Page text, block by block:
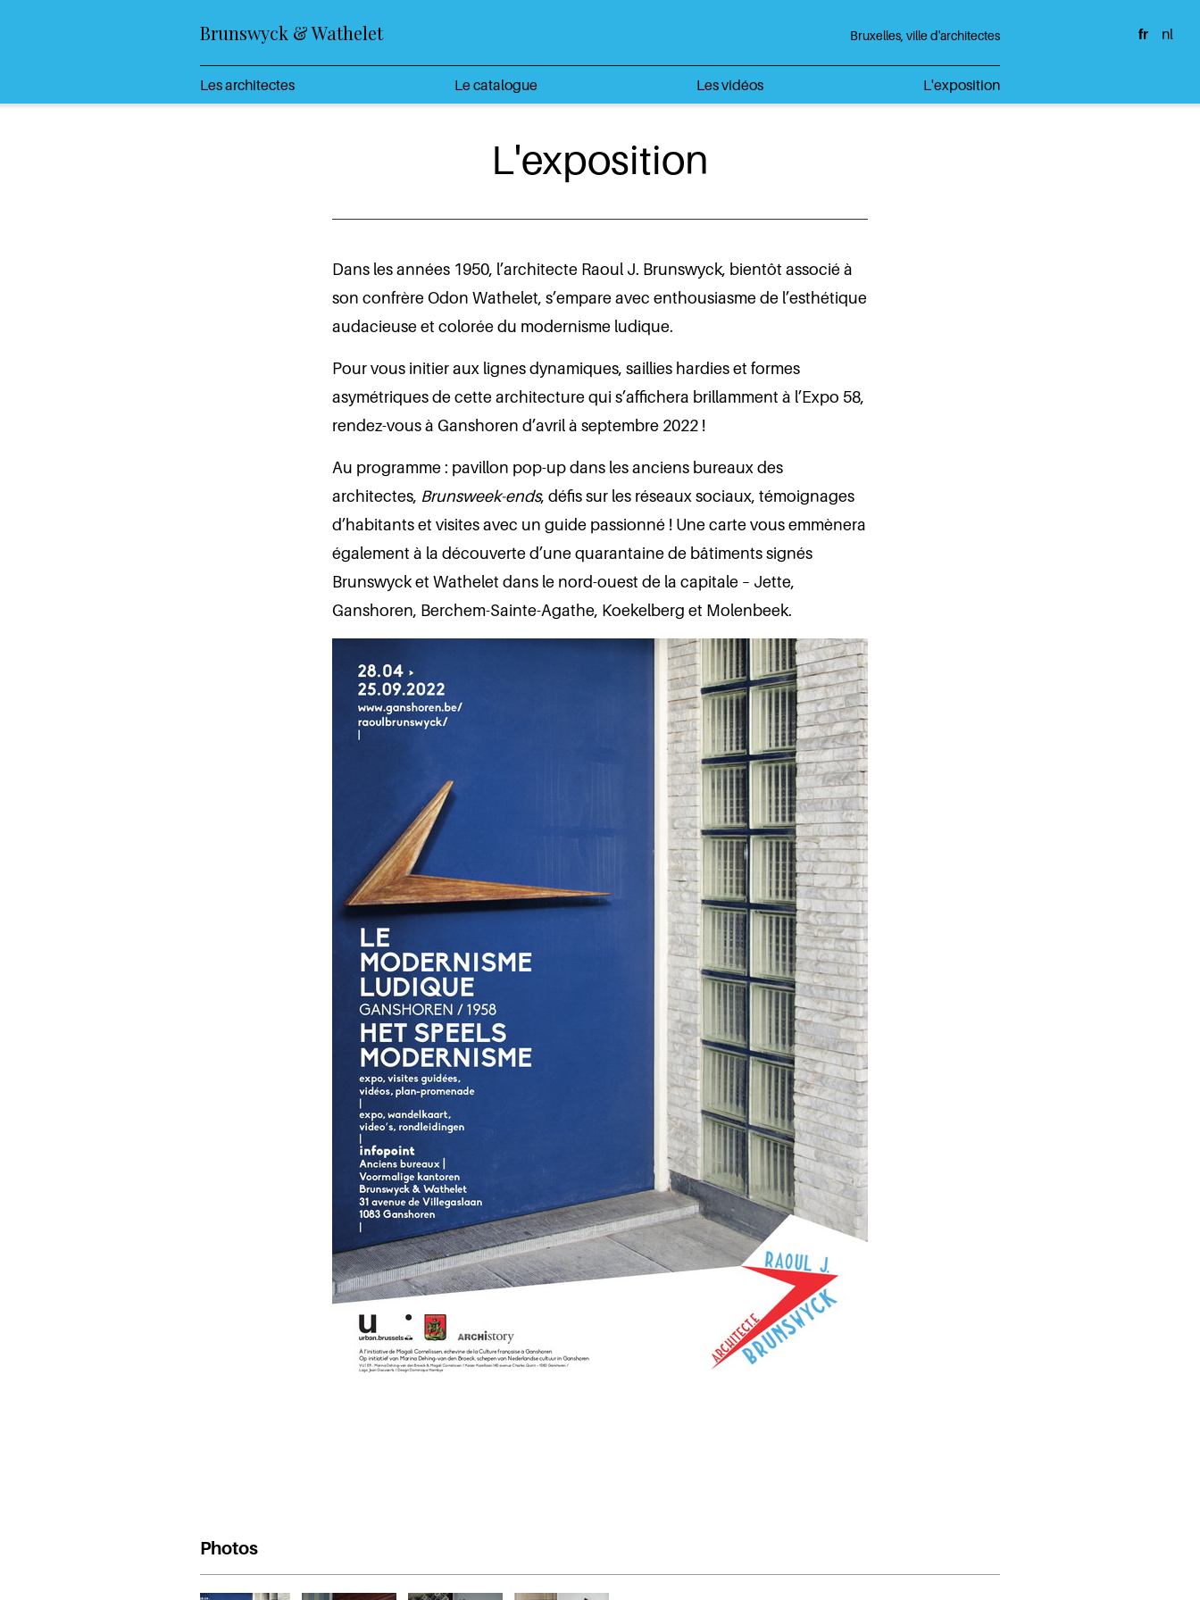
Brunswyck & Wathelet Bruxelles, ville d'architectes
Les architectes Le catalogue Les vidéos L'exposition
fr nl
L'exposition
Dans les années 1950, l’architecte Raoul J. Brunswyck, bientôt associé à
son confrère Odon Wathelet, s’empare avec enthousiasme de l’esthétique
audacieuse et colorée du modernisme ludique.
Pour vous initier aux lignes dynamiques, saillies hardies et formes
asymétriques de cette architecture qui s’affichera brillamment à l’Expo 58,
rendez-vous à Ganshoren d’avril à septembre 2022 !
Au programme : pavillon pop-up dans les anciens bureaux des
architectes, Brunsweek-ends, défis sur les réseaux sociaux, témoignages
d’habitants et visites avec un guide passionné ! Une carte vous emmènera
également à la découverte d’une quarantaine de bâtiments signés
Brunswyck et Wathelet dans le nord-ouest de la capitale – Jette,
Ganshoren, Berchem-Sainte-Agathe, Koekelberg et Molenbeek.
Photos